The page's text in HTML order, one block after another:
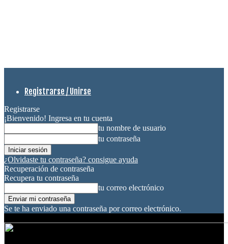
Registrarse / Unirse
Registrarse
¡Bienvenido! Ingresa en tu cuenta
tu nombre de usuario
tu contraseña
¿Olvidaste tu contraseña? consigue ayuda
Recuperación de contraseña
Recupera tu contraseña
tu correo electrónico
Se te ha enviado una contraseña por correo electrónico.